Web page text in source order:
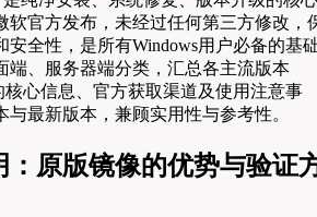
软官方发布，未经过任何第三方修改，
安全性，是所有Windows用户必备的基
端、服务器端分类，汇总各主流版本
核心信息、官方获取渠道及使用注意事
与最新版本，兼顾实用性与参考性。
：原版镜像的优势与验证